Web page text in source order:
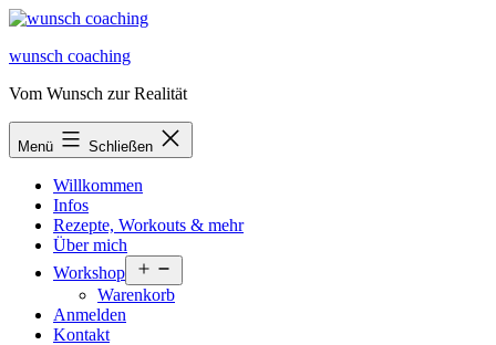
Zum
springen
wunsch coaching
Vom Wunsch zur Realität
Menü Schließen
Willkommen
Infos
Rezepte, Workouts & mehr
Über mich
Workshop
öffnen
Warenkorb
Anmelden
Kontakt